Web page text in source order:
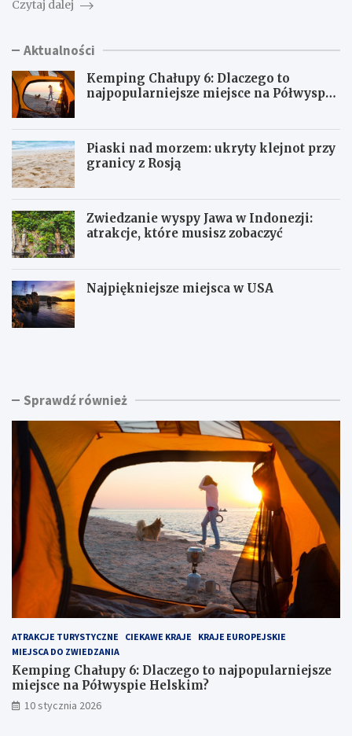
Czytaj dalej
Aktualności
Kemping Chałupy 6: Dlaczego to
najpopularniejsze miejsce na Półwyspie
Piaski nad morzem: ukryty klejnot przy
granicy z Rosją
Zwiedzanie wyspy Jawa w Indonezji:
atrakcje, które musisz zobaczyć
Najpiękniejsze miejsca w USA
K
n
a
ł
u
p
D
l
a
c
e
g
o
t
o
n
P
i
m
o
r
z
m
u
k
y
y
k
l
e
j
n
Sprawdź również
ATRAKCJE TURYSTYCZNE CIEKAWE KRAJE
KRAJE EUROPEJSKIE
MIEJSCA DO ZWIEDZANIA
Kemping Chałupy 6: Dlaczego to najpopularniejsze
miejsce na Półwyspie Helskim?
10 stycznia 2026